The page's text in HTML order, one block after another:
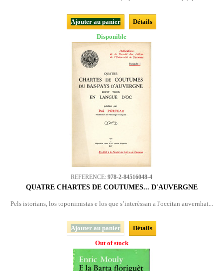
Ajouter au panier
Détails
Disponible
REFERENCE: 978-2-84516048-4
QUATRE CHARTES DE COUTUMES... D'AUVERGNE
Pels istorians, los toponimistas e los que s’interèssan a l'occitan auvernhat...
Ajouter au panier
Détails
Out of stock